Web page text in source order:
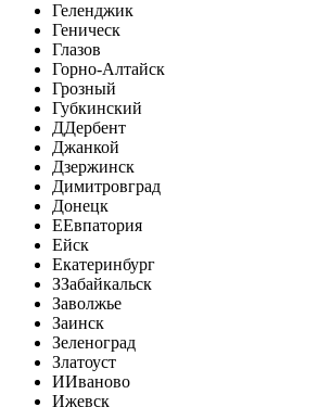
Геленджик
Геническ
Глазов
Горно-Алтайск
Грозный
Губкинский
ДДербент
Джанкой
Дзержинск
Димитровград
Донецк
ЕЕвпатория
Ейск
Екатеринбург
ЗЗабайкальск
Заволжье
Заинск
Зеленоград
Златоуст
ИИваново
Ижевск